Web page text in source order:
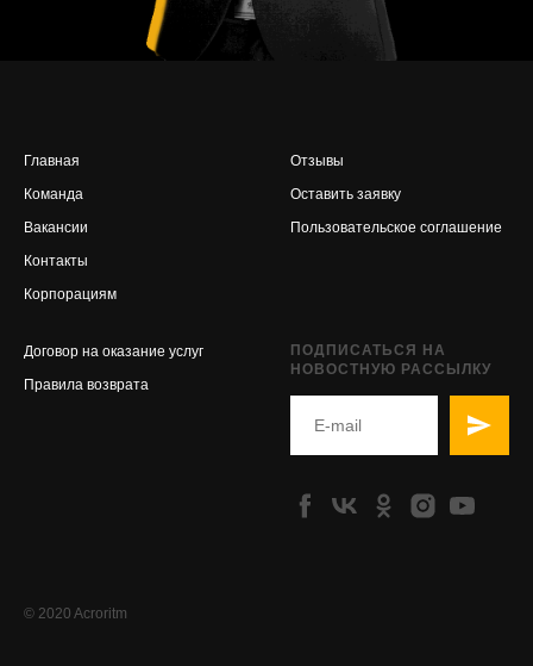
Главная
Команда
Вакансии
Контакты
Корпорациям
Отзывы
Оставить заявку
Пользовательское соглашение
Договор на оказание услуг
Правила возврата
ПОДПИСАТЬСЯ НА
НОВОСТНУЮ РАССЫЛКУ
© 2020 Acroritm